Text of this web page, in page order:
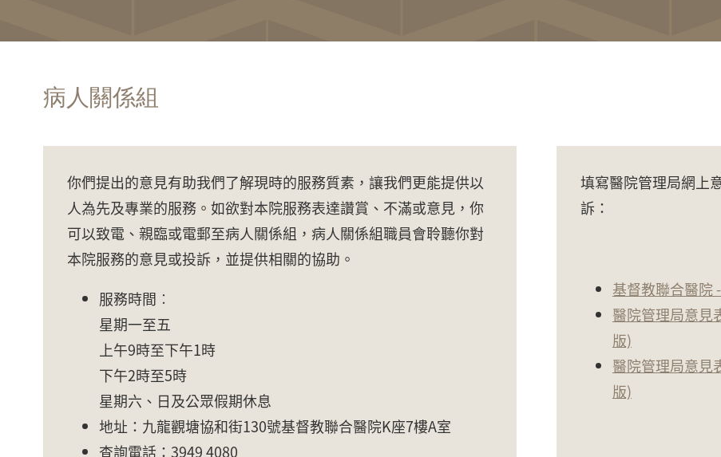
病人關係組
你們提出的意見有助我們了解現時的服務質素，讓我們更能提供以
人為先及專業的服務。如欲對本院服務表達讚賞、不滿或意見，你
可以致電、親臨或電郵至病人關係組，病人關係組職員會聆聽你對
本院服務的意見或投訴，並提供相關的協助。
服務時間︰
星期一至五
上午9時至下午1時
下午2時至5時
星期六、日及公眾假期休息
地址：九龍觀塘協和街130號基督教聯合醫院K座7樓A室
查詢電話：3949 4080
填寫醫院管理局網上
訴：
基督教聯合醫院
醫院管理局意見
版)
醫院管理局意見
版)